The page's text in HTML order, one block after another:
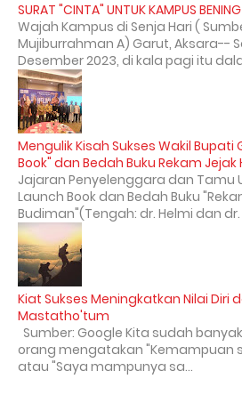
SURAT "CINTA" UNTUK KAMPUS
Wajah Kampus di Senja Hari (
Mujiburrahman A) Garut, Aksara--
Desember 2023, di kala pagi itu
Mengulik Kisah Sukses Wakil
Book" dan Bedah Buku Rekam
Jajaran Penyelenggara dan Tamu
Launch Book dan Bedah Buku
Budiman"(Tengah: dr. Helmi dan dr.
Kiat Sukses Meningkatkan Nilai Diri
Mastatho'tum
Sumber: Google Kita sudah
orang mengatakan "Kemampuan
atau "Saya mampunya sa...